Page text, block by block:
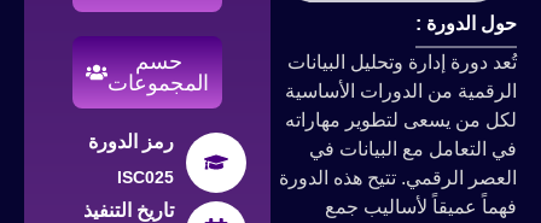
حول الدورة :
تُعد دورة إدارة وتحليل البيانات
الرقمية من الدورات الأساسية
لكل من يسعى لتطوير مهاراته
في التعامل مع البيانات في
العصر الرقمي. تتيح هذه الدورة
فهماً عميقاً لأساليب جمع
حسم
المجموعات
رمز الدورة
ISC025
تاريخ التنفيذ